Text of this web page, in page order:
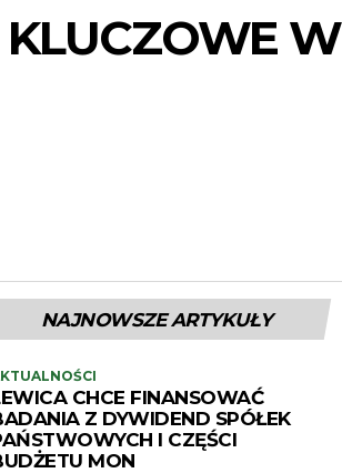
KLUCZOWE W
NAJNOWSZE ARTYKUŁY
CHCE FINANSOWAĆ
Z DYWIDEND SPÓŁEK
I CZĘŚCI
MON